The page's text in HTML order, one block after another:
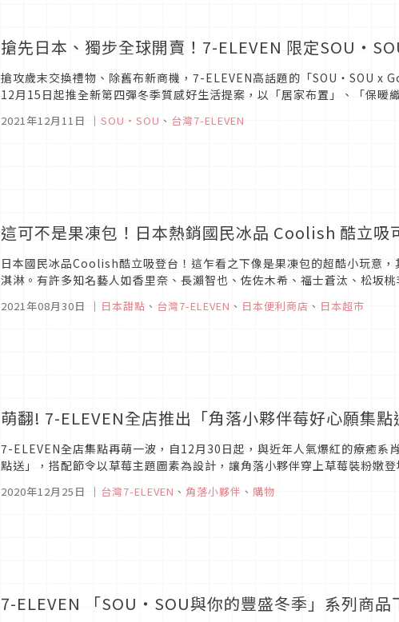
搶先日本、獨步全球開賣！7-ELEVEN 限定SOU・
搶攻歲末交換禮物、除舊布新商機，7-ELEVEN高話題的「SOU・SOU x
12月15日起推全新第四彈冬季質感好生活提案，以「居家布置」、「保暖
2021年12月11日 ｜ SOU・SOU 、 台灣7-ELEVEN
這可不是果凍包！日本熱銷國民冰品 Coolish 酷立吸
日本國民冰品Coolish酷立吸登台！這乍看之下像是果凍包的超酷小玩意
淇淋。有許多知名藝人如香里奈、長瀨智也、佐佐木希、福士蒼汰、松坂
2021年08月30日 ｜ 日本甜點 、 台灣7-ELEVEN 、 日本便利商店 、 日本超市
萌翻! 7-ELEVEN全店推出「角落小夥伴莓好心願集點
7-ELEVEN全店集點再萌一波，自12月30日起，與近年人氣爆紅的療癒系
點送」，搭配節令以草莓主題圖素為設計，讓角落小夥伴穿上草莓裝粉嫩
2020年12月25日 ｜ 台灣7-ELEVEN 、 角落小夥伴 、 購物
7-ELEVEN 「SOU・SOU與你的豐盛冬季」系列商品